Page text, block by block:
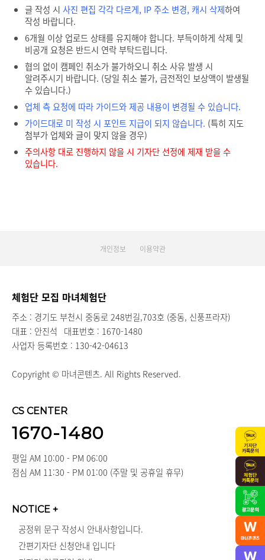
글 작성 시 사진 편집 각각 다르게, IP 주소 변경, 캐시 삭제하여
작성 바랍니다.
6개월 이상 업로드 상태를 유지해야 합니다. 부득이하게 삭제 및
비공개 요청은 반드시 연락 부탁드립니다.
협의 없이 캠페인 취소가 불가하오니 취소 사유 발생 시
알려주시기 바랍니다. (당일 취소 불가, 금전적인 보상액이 발생될
수 있습니다.)
업체 측 요청에 따라 가이드와 제공 내용이 변경될 수 있습니다.
가이드대로 미 작성 시 포인트 지급이 되지 않습니다. (특히 지도
첨부가 업체와 글이 맞지 않을 경우)
주의사항 대로 진행하지 않을 시 기자단 선정에 제재 받을 수
있습니다.
개인정보 이용약관
체험단 모집 마녀체험단
주소 : 경기도 부천시 중동로 248번길,703호 (중동, 신풍프라자)
대표 : 안진석 대표번호 : 1670-1480
사업자 등록번호 : 130-42-04613
Copyright © 마녀콘텐츠. All Rights Reserved.
CS CENTER
1670-1480
평일 AM 10:00 - PM 06:00
점심 AM 11:30 - PM 01:00 (주말 및 공휴일 휴무)
NOTICE +
공정위 문구 작성시 안내사항입니다.
간편기자단 신청안내 입니다